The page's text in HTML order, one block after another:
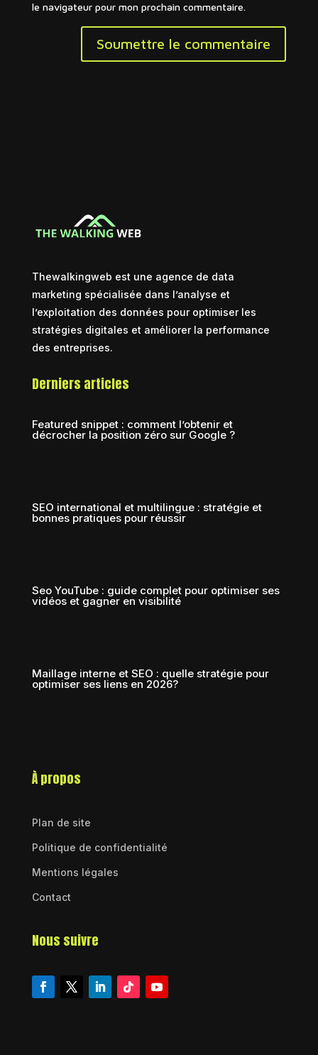
le navigateur pour mon prochain commentaire.
Soumettre le commentaire
Thewalkingweb est une agence de data
marketing spécialisée dans l’analyse et
l’exploitation des données pour optimiser les
stratégies digitales et améliorer la performance
des entreprises.
Derniers articles
Featured snippet : comment l’obtenir et
décrocher la position zéro sur Google ?
SEO international et multilingue : stratégie et
bonnes pratiques pour réussir
Seo YouTube : guide complet pour optimiser ses
vidéos et gagner en visibilité
Maillage interne et SEO : quelle stratégie pour
optimiser ses liens en 2026?
À propos
Plan de site
Politique de confidentialité
Mentions légales
Contact
Nous suivre